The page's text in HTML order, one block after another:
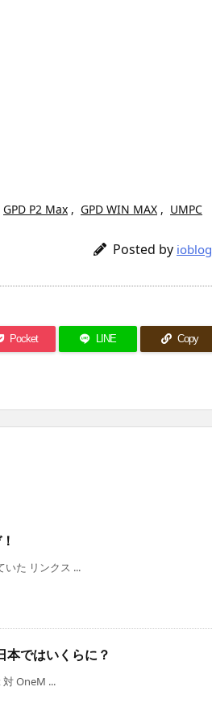
GPD P2 Max , GPD WIN MAX , UMPC
Posted by ioblog
Pocket LINE Copy
いた リンクス ...
ではいくらに？
OneM ...